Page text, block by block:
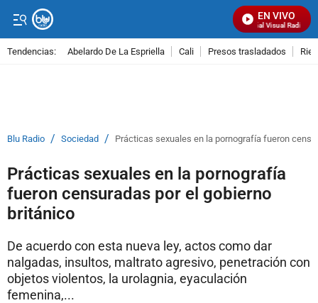
EN VIVO
Señal Visual Radio
Tendencias: Abelardo De La Espriella Cali Presos trasladados
Blu Radio / Sociedad / Prácticas sexuales en la pornografía fueron
Prácticas sexuales en la pornografía
fueron censuradas por el gobierno
británico
De acuerdo con esta nueva ley, actos como dar
nalgadas, insultos, maltrato agresivo, penetración con
objetos violentos, la urolagnia, eyaculación
femenina,...